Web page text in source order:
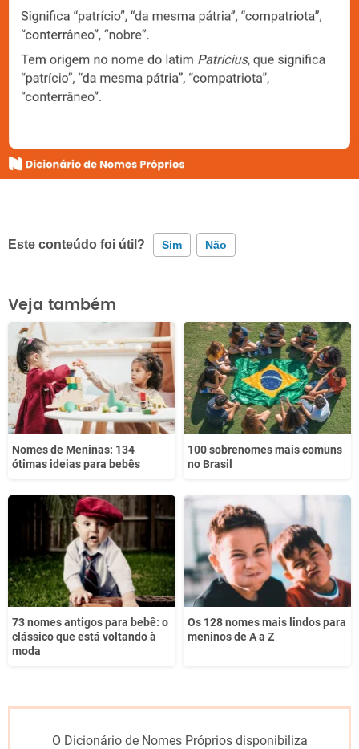
Este conteúdo foi útil? Sim Não
Este conteúdo contém informação incorreta
Este conteúdo não tem a informação que procuro
Outro
Veja também
Nomes de Meninas: 134
ótimas ideias para bebês
100 sobrenomes mais comuns
no Brasil
73 nomes antigos para bebê: o
clássico que está voltando à
moda
Os 128 nomes mais lindos para
meninos de A a Z
O Dicionário de Nomes Próprios disponibiliza